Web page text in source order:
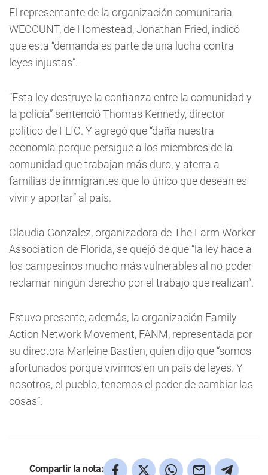
El representante de la organización comunitaria
WECOUNT, de Homestead, Jonathan Fried, indicó
que esta “demanda es parte de una lucha contra
leyes injustas”.
“Esta ley destruye la confianza entre la comunidad y
la policía” sentenció Thomas Kennedy, director
político de FLIC. Y agregó que “daña nuestra
economía porque persigue a los miembros de la
comunidad que trabajan más duro, y aterra a
familias de inmigrantes que lo único que desean es
vivir y aportar” al país.
Claudia Gonzalez, organizadora de The Farm Worker
Association de Florida, se quejó de que “la ley hace a
los campesinos mucho más vulnerables al no poder
reclamar ningún derecho por el trabajo que realizan”.
Estuvo presente, además, la organización Family
Action Network Movement, FANM, representada por
su directora Marleine Bastien, quien dijo que “somos
afortunados porque vivimos en un país de leyes. Y
nosotros, el pueblo, tenemos el poder de cambiar las
cosas”.
Compartir la nota: